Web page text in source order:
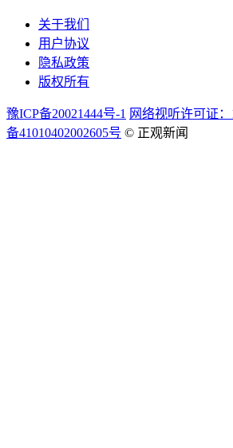
关于我们
用户协议
隐私政策
版权所有
豫ICP备20021444号-1 网络视听许可证：
备41010402002605号 © 正观新闻